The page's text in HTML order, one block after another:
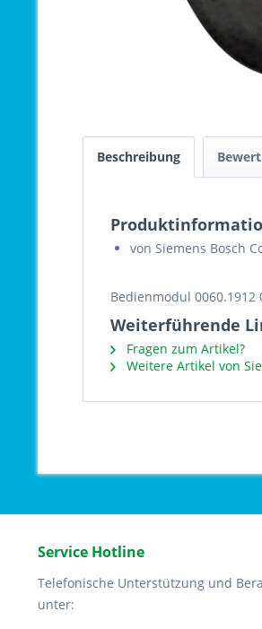
Beschreibung
von Siemens Bosch
Bedienmodul 0060.1912
Weiterführende
Fragen zum Artikel?
Weitere Artikel von
Service Hotline
Telefonische Unterstützung und
unter: